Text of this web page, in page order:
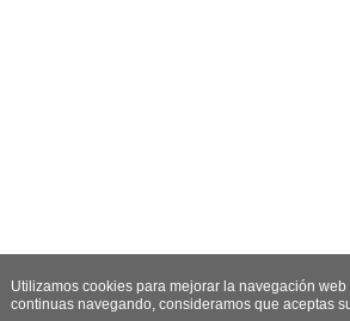
Utilizamos cookies para mejorar la navegación
continuas navegando, consideramos que aceptas